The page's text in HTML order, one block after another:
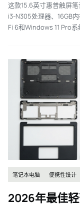
这款15.6英寸惠普触屏
i3-N305处理器、16GB
Fi 6和Windows 11 Pro
笔记本电脑 便携性设计
2026年最佳